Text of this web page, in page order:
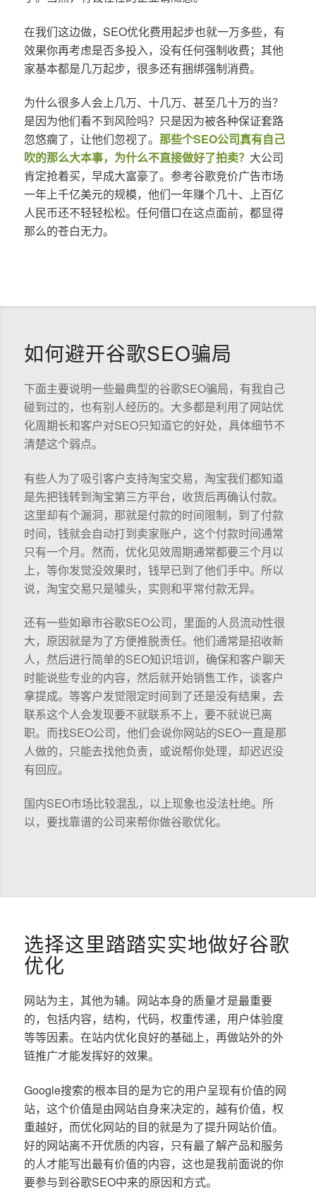
在我们这边做，SEO优化费用起步也就一万多些，有
效果你再考虑是否多投入，没有任何强制收费；其他
家基本都是几万起步，很多还有捆绑强制消费。
为什么很多人会上几万、十几万、甚至几十万的当？
是因为他们看不到风险吗？只是因为被各种保证套路
忽悠瘸了，让他们忽视了。 那些个SEO公司真有自己
吹的那么大本事，为什么不直接做好了拍卖？ 大公司
肯定抢着买，早成大富豪了。参考谷歌竞价广告市场
一年上千亿美元的规模，他们一年赚个几十、上百亿
人民币还不轻轻松松。任何借口在这点面前，都显得
那么的苍白无力。
如何避开谷歌SEO骗局
下面主要说明一些最典型的谷歌SEO骗局，有我自己
碰到过的，也有别人经历的。大多都是利用了网站优
化周期长和客户对SEO只知道它的好处，具体细节不
清楚这个弱点。
有些人为了吸引客户支持淘宝交易，淘宝我们都知道
是先把钱转到淘宝第三方平台，收货后再确认付款。
这里却有个漏洞，那就是付款的时间限制，到了付款
时间，钱就会自动打到卖家账户，这个付款时间通常
只有一个月。然而，优化见效周期通常都要三个月以
上，等你发觉没效果时，钱早已到了他们手中。所以
说，淘宝交易只是噱头，实则和平常付款无异。
还有一些如皋市谷歌SEO公司，里面的人员流动性很
大，原因就是为了方便推脱责任。他们通常是招收新
人，然后进行简单的SEO知识培训，确保和客户聊天
时能说些专业的内容，然后就开始销售工作，谈客户
拿提成。等客户发觉限定时间到了还是没有结果，去
联系这个人会发现要不就联系不上，要不就说已离
职。而找SEO公司，他们会说你网站的SEO一直是那
人做的，只能去找他负责，或说帮你处理，却迟迟没
有回应。
国内SEO市场比较混乱，以上现象也没法杜绝。所
以，要找靠谱的公司来帮你做谷歌优化。
选择这里踏踏实实地做好谷歌
优化
网站为主，其他为辅。网站本身的质量才是最重要
的，包括内容，结构，代码，权重传递，用户体验度
等等因素。在站内优化良好的基础上，再做站外的外
链推广才能发挥好的效果。
Google搜索的根本目的是为它的用户呈现有价值的网
站，这个价值是由网站自身来决定的，越有价值，权
重越好，而优化网站的目的就是为了提升网站价值。
好的网站离不开优质的内容，只有最了解产品和服务
的人才能写出最有价值的内容，这也是我前面说的你
要参与到谷歌SEO中来的原因和方式。